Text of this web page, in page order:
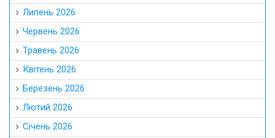
Липень 2026
Червень 2026
Травень 2026
Квітень 2026
Березень 2026
Лютий 2026
Січень 2026